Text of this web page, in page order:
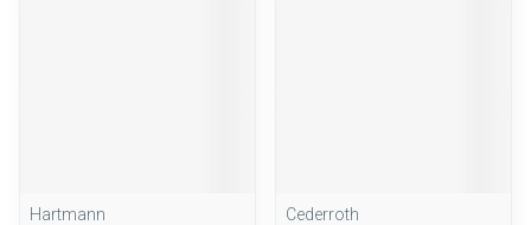
Hartmann
Cederroth